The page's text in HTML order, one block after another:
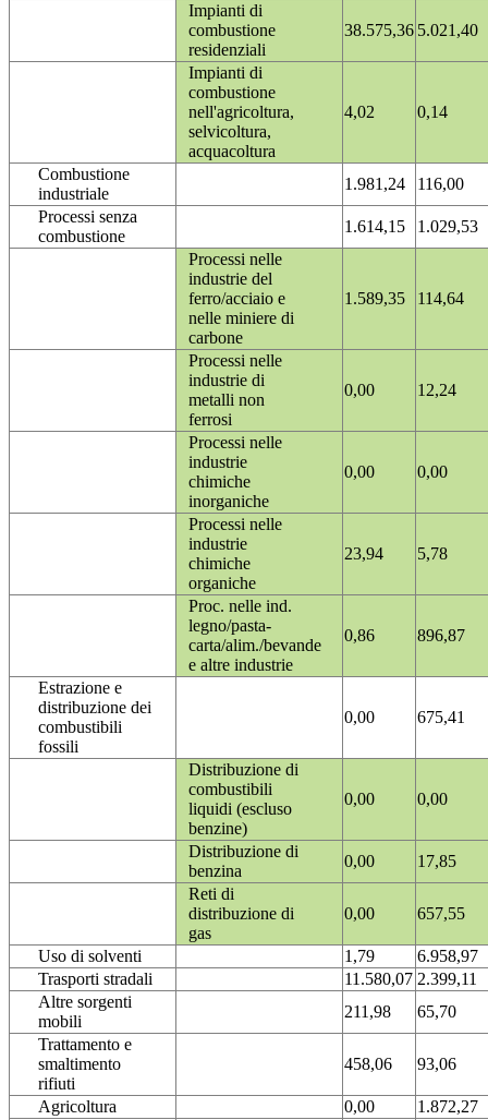
Impianti di
combustione
residenziali
38.575,36 5.021,40
Impianti di
combustione
nell'agricoltura,
selvicoltura,
acquacoltura
4,02 0,14
Combustione
industriale
1.981,24
116,00
Processi senza
combustione
1.614,15
1.029,53
Processi nelle
industrie del
ferro/acciaio e
nelle miniere di
carbone
1.589,35 114,64
Processi nelle
industrie di
metalli non
ferrosi
0,00 12,24
Processi nelle
industrie
chimiche
inorganiche
0,00 0,00
Processi nelle
industrie
chimiche
organiche
23,94 5,78
Proc. nelle ind.
legno/pasta-
carta/alim./bevande
e altre industrie
0,86 896,87
Estrazione e
distribuzione dei
combustibili
fossili
0,00 675,41
Distribuzione di
combustibili
liquidi (escluso
benzine)
0,00 0,00
Distribuzione di
benzina
0,00
17,85
Reti di
distribuzione di
gas
0,00 657,55
Uso di solventi 1,79
6.958,97
Trasporti stradali
11.580,07 2.399,11
Altre sorgenti
mobili
211,98
65,70
Trattamento e
smaltimento
rifiuti
458,06 93,06
Agricoltura 0,00 1.872,27